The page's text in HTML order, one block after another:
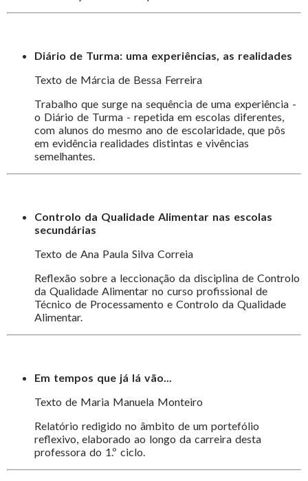
Diário de Turma: uma experiências, as realidades
Texto de Márcia de Bessa Ferreira
Trabalho que surge na sequência de uma experiência -
o Diário de Turma - repetida em escolas diferentes,
com alunos do mesmo ano de escolaridade, que pôs
em evidência realidades distintas e vivências
semelhantes.
Controlo da Qualidade Alimentar nas escolas
secundárias
Texto de Ana Paula Silva Correia
Reflexão sobre a leccionação da disciplina de Controlo
da Qualidade Alimentar no curso profissional de
Técnico de Processamento e Controlo da Qualidade
Alimentar.
Em tempos que já lá vão...
Texto de Maria Manuela Monteiro
Relatório redigido no âmbito de um portefólio
reflexivo, elaborado ao longo da carreira desta
professora do 1.º ciclo.